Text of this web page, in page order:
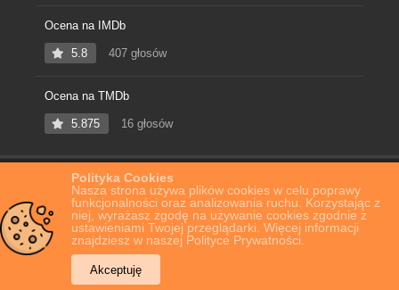
Polityka Cookies
Nasza strona używa plików cookies w celu poprawy
funkcjonalności oraz analizowania ruchu. Korzystając z
niej, wyrażasz zgodę na używanie cookies zgodnie z
ustawieniami Twojej przeglądarki. Więcej informacji
znajdziesz w naszej Polityce Prywatności.
Akceptuję
Ocena na IMDb
5.8 407 głosów
Ocena na TMDb
5.875 16 głosów
Film Online Baloniarz